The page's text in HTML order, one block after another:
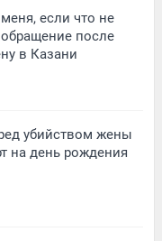
если что не
после
в Казани
убийством жены
на день рождения